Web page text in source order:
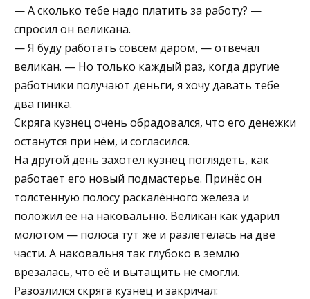
— А сколько тебе надо платить за работу? —
спросил он великана.
— Я буду работать совсем даром, — отвечал
великан. — Но только каждый раз, когда другие
работники получают деньги, я хочу давать тебе
два пинка.
Скряга кузнец очень обрадовался, что его денежки
останутся при нём, и согласился.
На другой день захотел кузнец поглядеть, как
работает его новый подмастерье. Принёс он
толстенную полосу раскалённого железа и
положил её на наковальню. Великан как ударил
молотом — полоса тут же и разлетелась на две
части. А наковальня так глубоко в землю
врезалась, что её и вытащить не смогли.
Разозлился скряга кузнец и закричал: